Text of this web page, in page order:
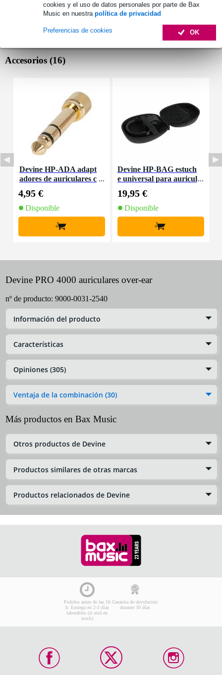
cookies y el uso de datos personales por parte de Bax
Music en nuestra política de privacidad
OK
Preferencias de cookies
Accesorios (16)
Devine HP-ADA adapt
adores de auriculares c
4,95 €
Disponible
+
Devine HP-BAG estuch
e universal para auricul
19,95 €
Disponible
+
Devine PRO 4000 auriculares over-ear
nº de producto: 9000-0031-2540
Información del producto
Características
Opiniones (305)
Ventaja de la combinación (30)
Más productos en Bax Music
Otros productos de Devine
Productos similares de otras marcas
Productos relacionados de Devine
Pedidos antes de las 16
h: Entrega en 2-3 días
laborables (si está en
stock)
Garantía de devolución
durante 30 días